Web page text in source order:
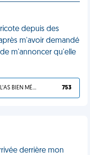
depuis des
m'avoir demandé
m'annoncer qu'elle
TU L'AS BIEN MÉRITÉ 753
derrière mon